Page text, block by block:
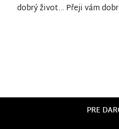
dobrý život... Přeji vám
PRE